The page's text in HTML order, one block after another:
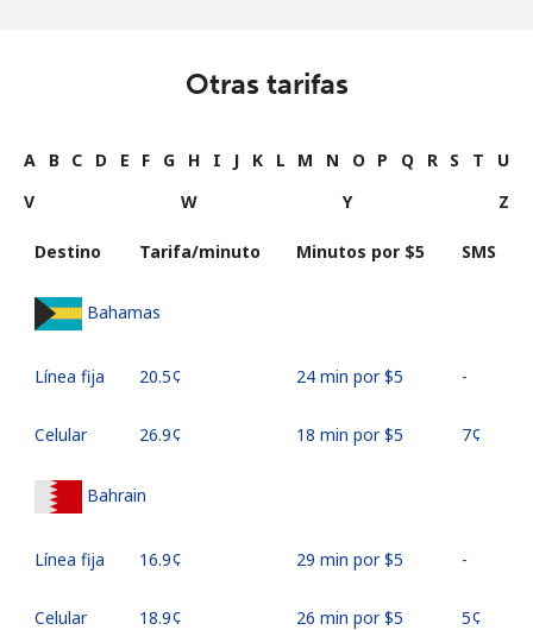
Otras tarifas
A B C D E F G H I J K L M N O P Q R S T
U
V
W Y Z
Destino Tarifa/minuto Minutos por ⁦$5⁩ SMS
Bahamas
Línea fija ⁦20.5¢⁩ 24 min por ⁦$5⁩ -
Celular ⁦26.9¢⁩ 18 min por ⁦$5⁩ ⁦7¢⁩
Bahrain
Línea fija ⁦16.9¢⁩ 29 min por ⁦$5⁩ -
Celular ⁦18.9¢⁩ 26 min por ⁦$5⁩ ⁦5¢⁩